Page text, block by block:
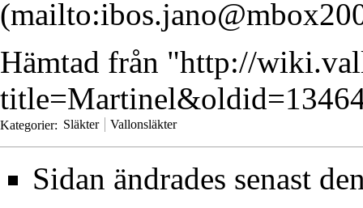
Hämtad från "http://
Kategorier: Släkter Vallonsläkter
Sidan ändrades senast